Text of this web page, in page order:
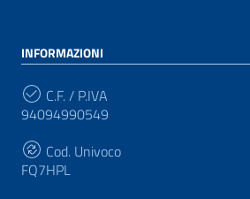
INFORMAZIONI
C.F. / P.IVA
94094990549
Cod. Univoco
FQ7HPL